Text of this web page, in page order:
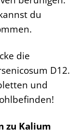
du
die
D12.
und
zu Kalium